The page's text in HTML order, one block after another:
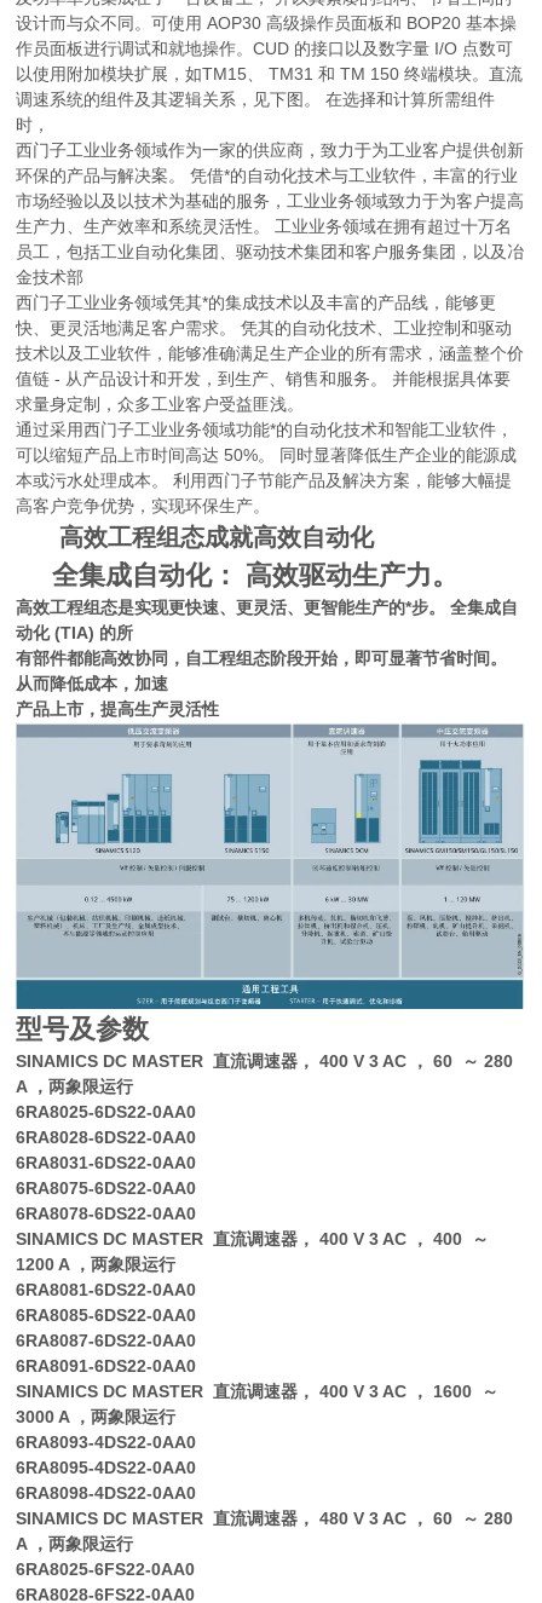
设计而与众不同。可使用 AOP30 高级操作员面板和 BOP20 基本操
作员面板进行调试和就地操作。CUD 的接口以及数字量 I/O 点数可
以使用附加模块扩展，如TM15、 TM31 和 TM 150 终端模块。直流
调速系统的组件及其逻辑关系，见下图。 在选择和计算所需组件
时，
西门子工业业务领域作为一家的供应商，致力于为工业客户提供创新
环保的产品与解决案。 凭借*的自动化技术与工业软件，丰富的行业
市场经验以及以技术为基础的服务，工业业务领域致力于为客户提高
生产力、生产效率和系统灵活性。 工业业务领域在拥有超过十万名
员工，包括工业自动化集团、驱动技术集团和客户服务集团，以及冶
金技术部
西门子工业业务领域凭其*的集成技术以及丰富的产品线，能够更
快、更灵活地满足客户需求。 凭其的自动化技术、工业控制和驱动
技术以及工业软件，能够准确满足生产企业的所有需求，涵盖整个价
值链 - 从产品设计和开发，到生产、销售和服务。 并能根据具体要
求量身定制，众多工业客户受益匪浅。
通过采用西门子工业业务领域功能*的自动化技术和智能工业软件，
可以缩短产品上市时间高达 50%。 同时显著降低生产企业的能源成
本或污水处理成本。 利用西门子节能产品及解决方案，能够大幅提
高客户竞争优势，实现环保生产。
高效工程组态成就高效自动化
全集成自动化： 高效驱动生产力。
高效工程组态是实现更快速、更灵活、更智能生产的*步。 全集成自
动化 (TIA) 的所
有部件都能高效协同，自工程组态阶段开始，即可显著节省时间。
从而降低成本，加速
产品上市，提高生产灵活性
型号及参数
SINAMICS DC MASTER 直流调速器， 400 V 3 AC ， 60 ～ 280
A ，两象限运行
6RA8025-6DS22-0AA0
6RA8028-6DS22-0AA0
6RA8031-6DS22-0AA0
6RA8075-6DS22-0AA0
6RA8078-6DS22-0AA0
SINAMICS DC MASTER 直流调速器， 400 V 3 AC ， 400 ～
1200 A ，两象限运行
6RA8081-6DS22-0AA0
6RA8085-6DS22-0AA0
6RA8087-6DS22-0AA0
6RA8091-6DS22-0AA0
SINAMICS DC MASTER 直流调速器， 400 V 3 AC ， 1600 ～
3000 A ，两象限运行
6RA8093-4DS22-0AA0
6RA8095-4DS22-0AA0
6RA8098-4DS22-0AA0
SINAMICS DC MASTER 直流调速器， 480 V 3 AC ， 60 ～ 280
A ，两象限运行
6RA8025-6FS22-0AA0
6RA8028-6FS22-0AA0